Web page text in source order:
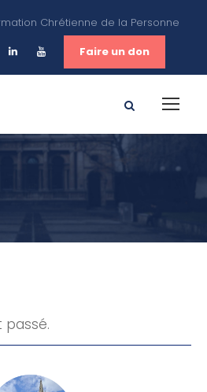
Chrétienne de la Personne
Faire un don